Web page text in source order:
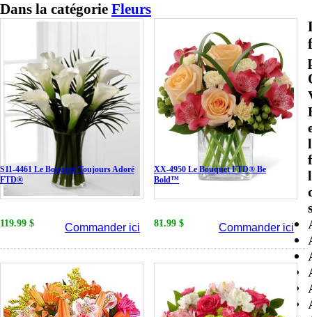
Dans la catégorie Fleurs
S11-4461 Le Bouquet Toujours Adoré
FTD®
119.99 $ Commander ici
XX-4950 Le Bouquet FTD® Be
Bold™
81.99 $ Commander ici